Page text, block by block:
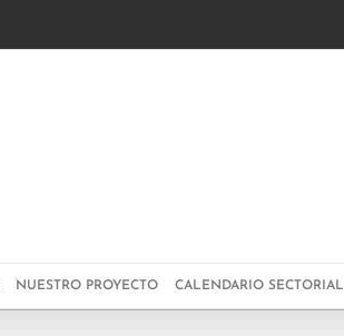
NUESTRO PROYECTO CALENDARIO SECTORIAL